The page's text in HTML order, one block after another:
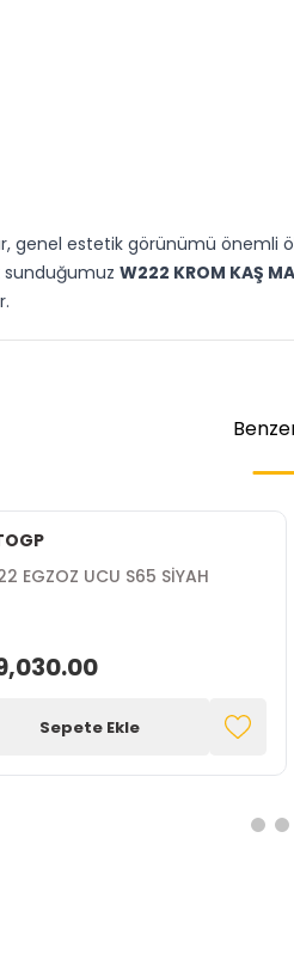
genel estetik görünümü önemli
sunduğumuz W222 KROM KAŞ
EGZOZ UCU S65 SİYAH
Sepete Ekle